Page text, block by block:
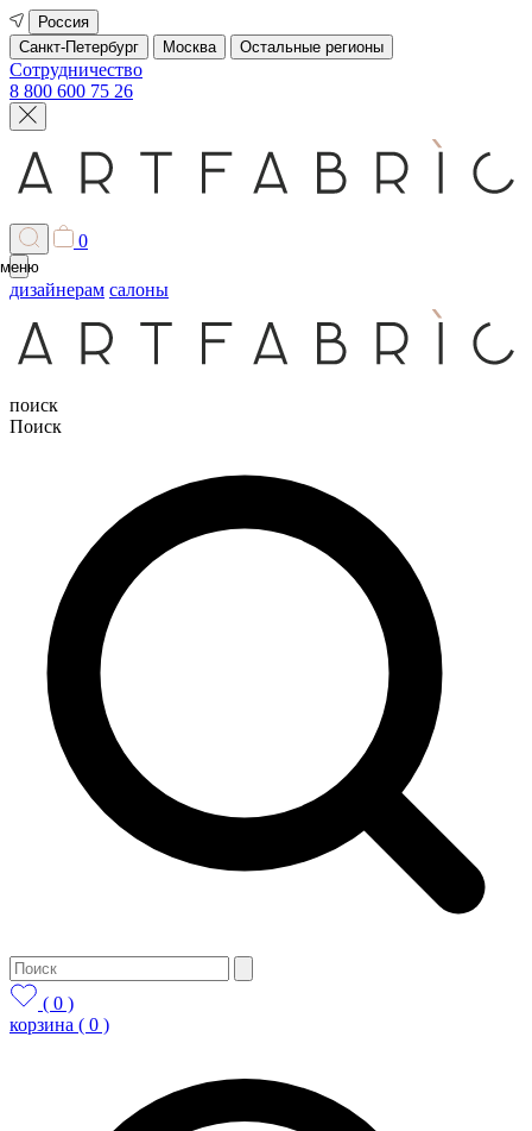
Россия
Санкт-Петербург
Москва Остальные регионы
Сотрудничество
8 800 600 75 26
0
меню
дизайнерам салоны
поиск
Поиск
( 0 )
корзина ( 0 )